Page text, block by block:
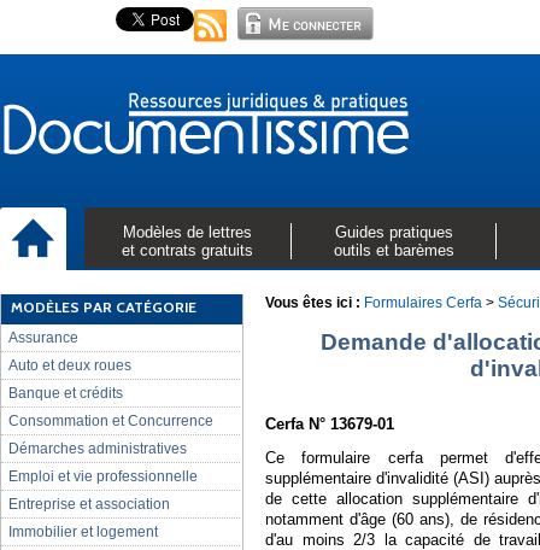
Modèles de lettres
et contrats gratuits
Guides pratiques
outils et barèmes
MODÈLES PAR CATÉGORIE
Assurance
Auto et deux roues
Banque et crédits
Consommation et Concurrence
Démarches administratives
Emploi et vie professionnelle
Entreprise et association
Immobilier et logement
Vous êtes ici : Formulaires Cerfa >
Demande
Cerfa N° 13679-01
Ce formulaire cerfa permet
supplémentaire d'invalidité (ASI)
de cette allocation supplémentaire
notamment d'âge (60 ans), de
d'au moins 2/3 la capacité de